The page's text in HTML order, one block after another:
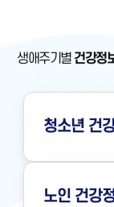
생애주기별 건강정
청소년 건
노인 건강